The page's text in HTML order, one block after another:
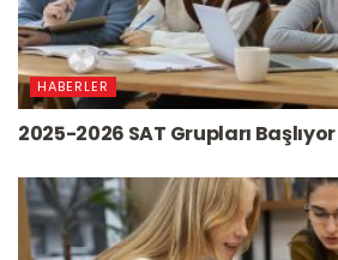
HABERLER
2025-2026 SAT Grupları